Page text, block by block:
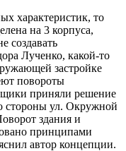
характеристик, то
на 3 корпуса,
создавать
Лученко, какой-то
застройке
повороты
приняли решение
стороны ул. Окружной
здания и
принципами
автор концепции.